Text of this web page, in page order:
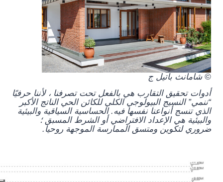
© شامانث باتيل ج
أدوات تحقيق التقارب هي بالفعل تحت تصرفنا ، لأننا حرفيًا
“ننمي” النسيج البيولوجي الكلي للكائن الحي الناتج الأكبر
الذي تنسج أنواعنا نفسها فيه. الحساسية السياقية والبيئية
والبيئية هي الإعداد الافتراضي أو الشرط المسبق ؛
ضروري لتكوين ومتسق الممارسة الموجهة روحيا.